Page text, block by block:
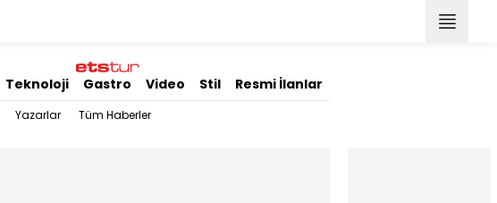
Teknoloji Gastro Video Stil Resmi İlanlar
Yazarlar Tüm Haberler